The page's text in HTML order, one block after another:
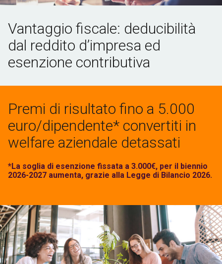
Vantaggio fiscale: deducibilità
dal reddito d’impresa ed
esenzione contributiva
Premi di risultato fino a 5.000
euro/dipendente* convertiti in
welfare aziendale detassati
*La soglia di esenzione fissata a 3.000€, per il biennio
2026-2027 aumenta, grazie alla Legge di Bilancio 2026.